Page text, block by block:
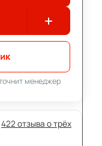
менеджер
422 отзыва о трёх